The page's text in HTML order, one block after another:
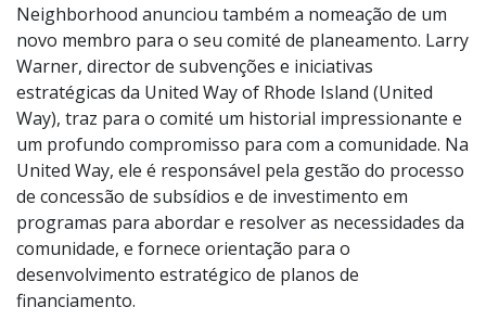
Neighborhood anunciou também a nomeação de um
novo membro para o seu comité de planeamento. Larry
Warner, director de subvenções e iniciativas
estratégicas da United Way of Rhode Island (United
Way), traz para o comité um historial impressionante e
um profundo compromisso para com a comunidade. Na
United Way, ele é responsável pela gestão do processo
de concessão de subsídios e de investimento em
programas para abordar e resolver as necessidades da
comunidade, e fornece orientação para o
desenvolvimento estratégico de planos de
financiamento.